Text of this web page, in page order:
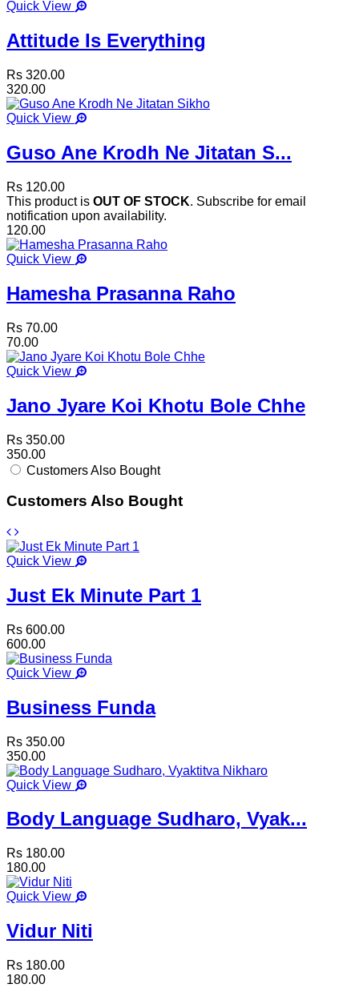
Quick View
Attitude Is Everything
Rs 320.00
320.00
Quick View
Guso Ane Krodh Ne Jitatan S...
Rs 120.00
This product is OUT OF STOCK. Subscribe for email
notification upon availability.
120.00
Quick View
Hamesha Prasanna Raho
Rs 70.00
70.00
Quick View
Jano Jyare Koi Khotu Bole Chhe
Rs 350.00
350.00
Customers Also Bought
Customers Also Bought
Quick View
Just Ek Minute Part 1
Rs 600.00
600.00
Quick View
Business Funda
Rs 350.00
350.00
Quick View
Body Language Sudharo, Vyak...
Rs 180.00
180.00
Quick View
Vidur Niti
Rs 180.00
180.00